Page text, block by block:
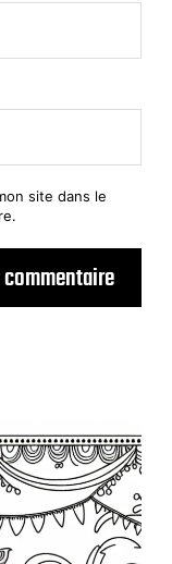
site dans le